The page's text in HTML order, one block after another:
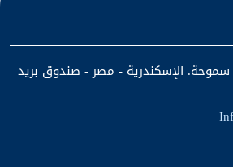
سموحة. الإسكندرية - مصر - صندوق بريد